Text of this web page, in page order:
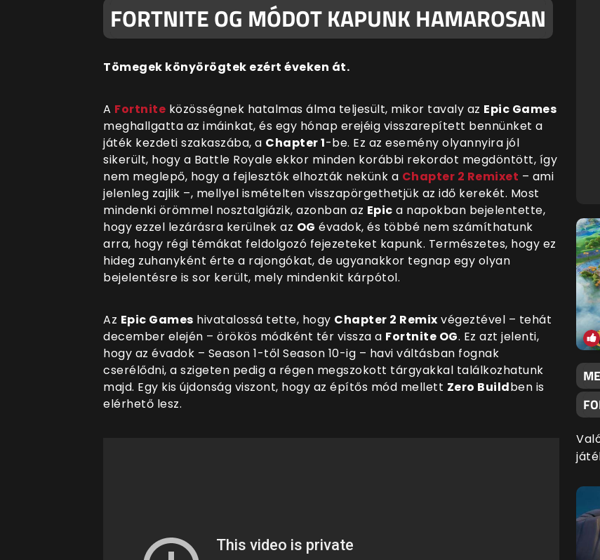
FORTNITE OG MÓDOT KAPUNK HAMAROSAN
Tömegek könyörögtek ezért éveken át.
A Fortnite közösségnek hatalmas álma teljesült, mikor tavaly az Epic Games
meghallgatta az imáinkat, és egy hónap erejéig visszarepített bennünket a
játék kezdeti szakaszába, a Chapter 1-be. Ez az esemény olyannyira jól
sikerült, hogy a Battle Royale ekkor minden korábbi rekordot megdöntött, így
nem meglepő, hogy a fejlesztők elhozták nekünk a Chapter 2 Remixet – ami
jelenleg zajlik –, mellyel ismételten visszapörgethetjük az idő kerekét. Most
mindenki örömmel nosztalgiázik, azonban az Epic a napokban bejelentette,
hogy ezzel lezárásra kerülnek az OG évadok, és többé nem számíthatunk
arra, hogy régi témákat feldolgozó fejezeteket kapunk. Természetes, hogy ez
hideg zuhanyként érte a rajongókat, de ugyanakkor tegnap egy olyan
bejelentésre is sor került, mely mindenkit kárpótol.
Az Epic Games hivatalossá tette, hogy Chapter 2 Remix végeztével – tehát
december elején – örökös módként tér vissza a Fortnite OG. Ez azt jelenti,
hogy az évadok – Season 1-től Season 10-ig – havi váltásban fognak
cserélődni, a szigeten pedig a régen megszokott tárgyakkal találkozhatunk
majd. Egy kis újdonság viszont, hogy az építős mód mellett Zero Buildben is
elérhető lesz.